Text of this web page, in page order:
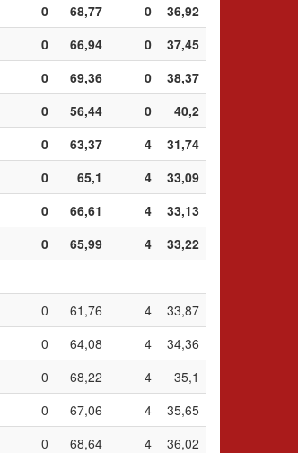
0 68,77 0
36,92
0 66,94 0
37,45
0 69,36 0
38,37
0 56,44 0
40,2
0 63,37 4
31,74
0 65,1 4
33,09
0 66,61 4
33,13
0 65,99 4 33,22
0 61,76 4
33,87
0 64,08 4
34,36
0 68,22 4
35,1
0 67,06 4
35,65
0 68,64 4
36,02